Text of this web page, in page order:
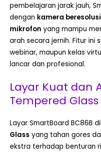
pembelajaran jarak jauh,
dengan kamera
mikrofon yang mampu
arah secara jernih. Fitur ini
webinar, maupun kelas
lancar dan profesional.
Layar Kuat dan
Tempered Glass
Layar SmartBoard BC86B
Glass yang tahan gores
ekstra terhadap benturan